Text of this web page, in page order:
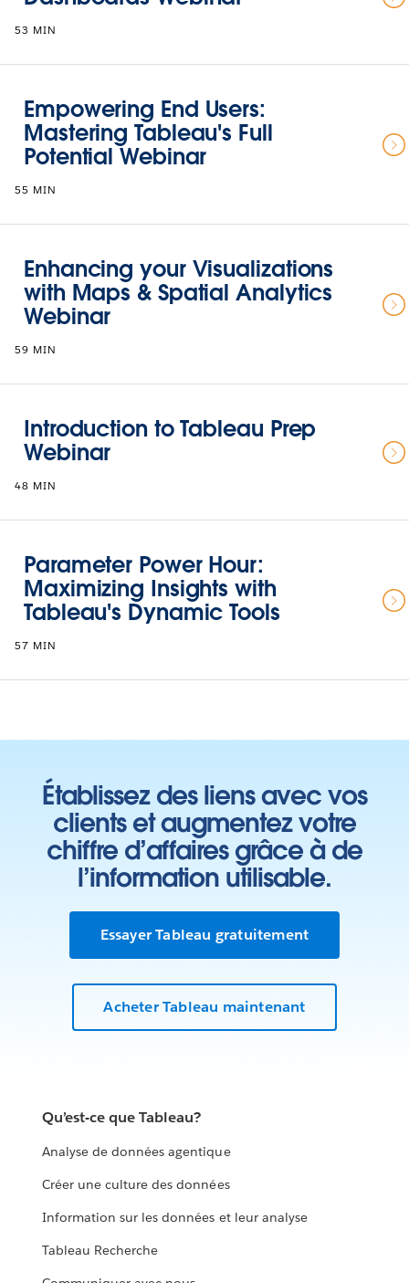
53 MIN
Empowering End Users:
Mastering Tableau's Full
Potential Webinar
55 MIN
Enhancing your Visualizations
with Maps & Spatial Analytics
Webinar
59 MIN
Introduction to Tableau Prep
Webinar
48 MIN
Parameter Power Hour:
Maximizing Insights with
Tableau's Dynamic Tools
57 MIN
Établissez des liens avec vos
clients et augmentez votre
chiffre d’affaires grâce à de
l’information utilisable.
Essayer Tableau gratuitement
Acheter Tableau maintenant
Qu’est-ce que Tableau?
Analyse de données agentique
Créer une culture des données
Information sur les données et leur analyse
Tableau Recherche